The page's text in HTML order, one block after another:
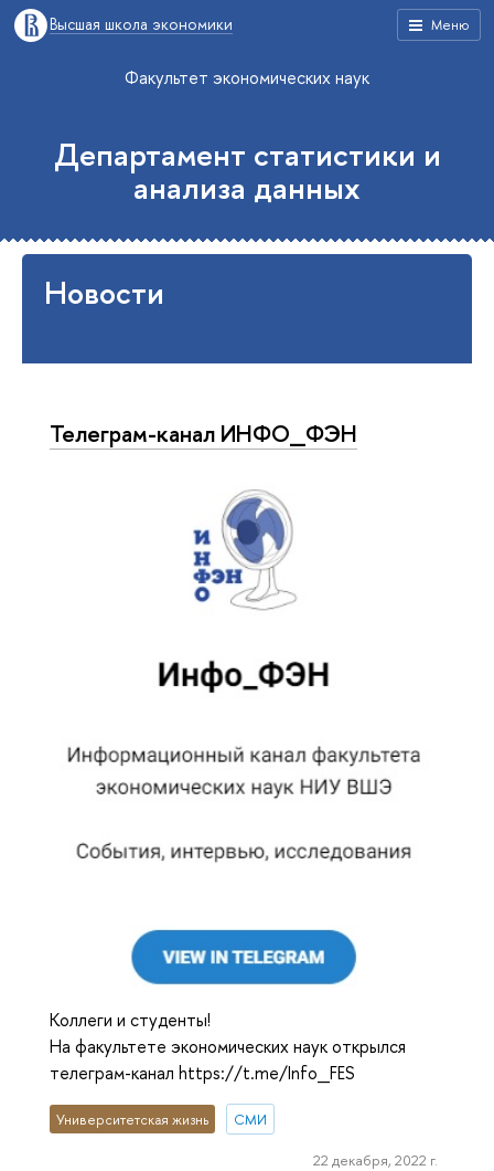
Меню
Высшая школа экономики
Факультет экономических наук
Департамент статистики и
анализа данных
Новости
Телеграм-канал ИНФО_ФЭН
Коллеги и студенты!
На факультете экономических наук открылся
телеграм-канал https://t.me/Info_FES
Университетская жизнь СМИ
22 декабря, 2022 г.